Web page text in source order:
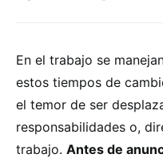
En el trabajo se
estos tiempos de
el temor de ser
responsabilidades o,
trabajo. Antes de